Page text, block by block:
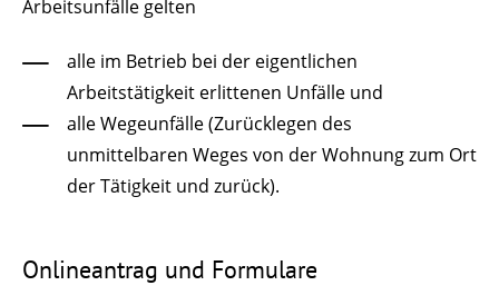
Arbeitsunfälle gelten
alle im Betrieb bei der eigentlichen
Arbeitstätigkeit erlittenen Unfälle und
alle Wegeunfälle (Zurücklegen des
unmittelbaren Weges von der Wohnung zum Ort
der Tätigkeit und zurück).
Onlineantrag und Formulare